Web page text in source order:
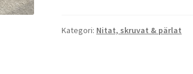
Kategori: Nitat, skruvat & pärlat